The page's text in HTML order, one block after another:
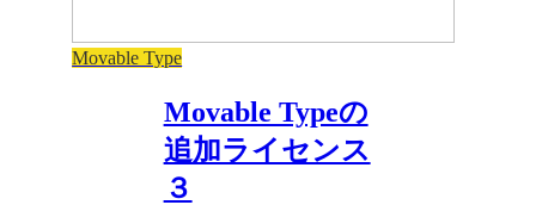
Movable Type
Movable Typeの
追加ライセンス
３